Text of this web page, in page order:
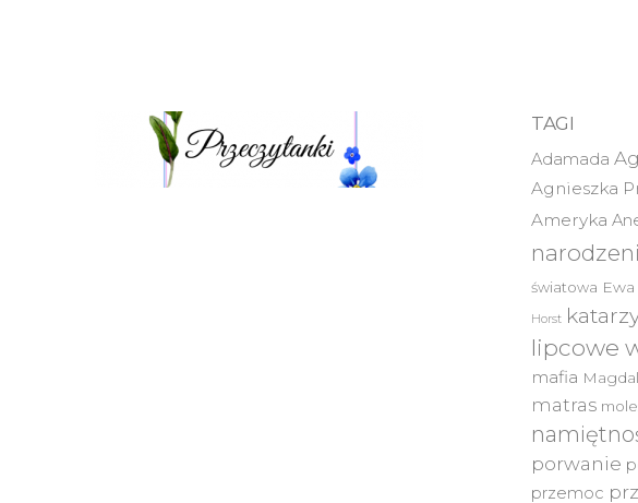
TAGI
Adamada
Agnieszka
Ameryka
światowa
Horst
lipcowe
mafia
matras
porwanie
przemoc